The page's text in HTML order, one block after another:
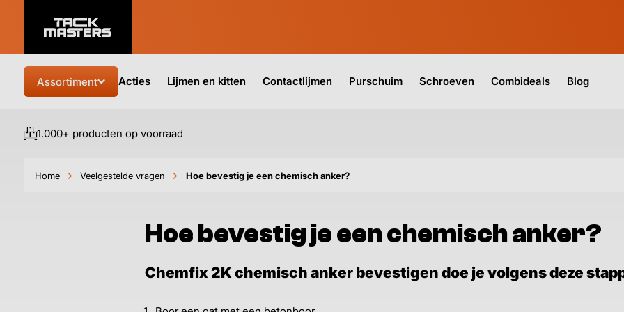
Assortiment Acties Lijmen en kitten Contactlijmen Purschuim Schroeven Combideals Blog
1.000+ producten op voorraad
Home Veelgestelde vragen Hoe bevestig je een chemisch anker?
Hoe bevestig je een chemisch anker?
Chemfix 2K chemisch anker bevestigen doe je volgens deze